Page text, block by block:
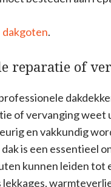
dakgoten.
reparatie of
of vervanging weet
en vakkundig
is een essentieel
kunnen leiden tot
lekkages,